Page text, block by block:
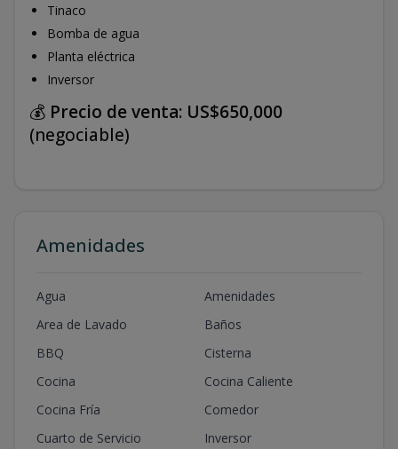
Tinaco
Bomba de agua
Planta eléctrica
Inversor
💰 Precio de venta: US$650,000
(negociable)
Amenidades
Agua
Amenidades
Area de Lavado
Baños
BBQ
Cisterna
Cocina
Cocina Caliente
Cocina Fría
Comedor
Cuarto de Servicio
Inversor